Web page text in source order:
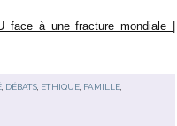
face à une fracture mondiale |
, DÉBATS, ETHIQUE, FAMILLE,